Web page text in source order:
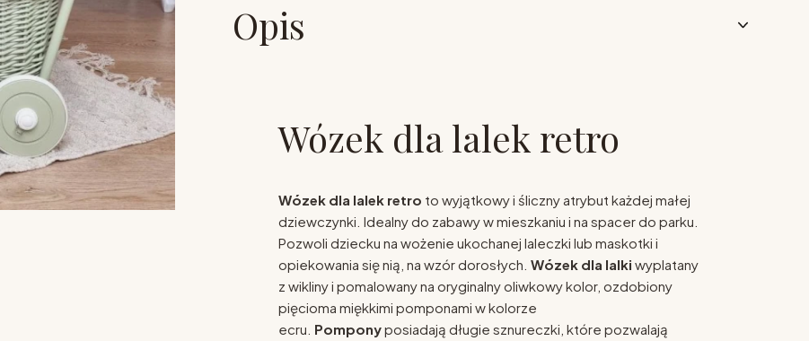
Opis
Wózek dla lalek retro
Wózek dla lalek retro to wyjątkowy i śliczny atrybut każdej małej
dziewczynki. Idealny do zabawy w mieszkaniu i na spacer do parku.
Pozwoli dziecku na wożenie ukochanej laleczki lub maskotki i
opiekowania się nią, na wzór dorosłych. Wózek dla lalki wyplatany
z wikliny i pomalowany na oryginalny oliwkowy kolor, ozdobiony
pięcioma miękkimi pomponami w kolorze
ecru. Pomponyposiadają długie sznureczki, które pozwalają